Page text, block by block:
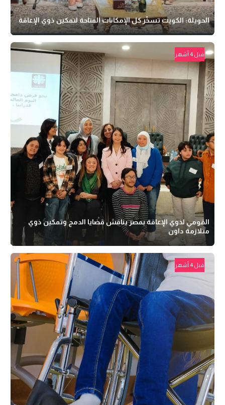
الحويلة: الكويت تسخّر كل الإمكانات المتاحة لتمكين ذوي الإعاقة
قبل 4 أشهر
القومي لذوي الإعاقة بمصر يناقش قضايا الدمج وتمكين ذوي
متلازمة داون
قبل 4 أشهر